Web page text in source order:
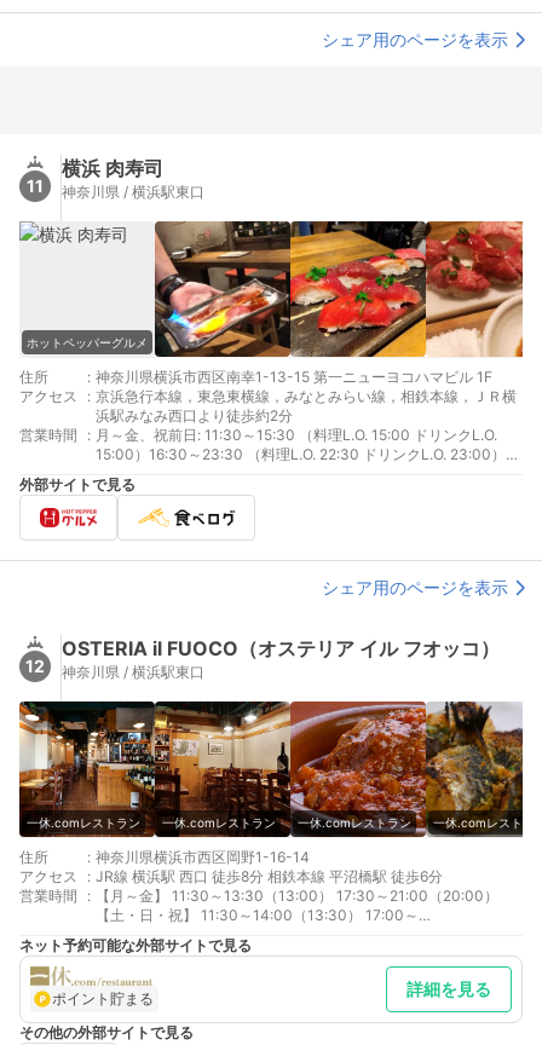
シェア用のページを表示
11
横浜 肉寿司
神奈川県 / 横浜駅東口
ホットペッパーグルメ
住所 : 神奈川県横浜市西区南幸1-13-15 第一ニューヨコハマビル 1F
アクセス
: 京浜急行本線，東急東横線，みなとみらい線，相鉄本線，ＪＲ横
浜駅みなみ西口より徒歩約2分
営業時間
: 月～金、祝前日: 11:30～15:30 （料理L.O. 15:00 ドリンクL.O.
15:00）16:30～23:30 （料理L.O. 22:30 ドリンクL.O. 23:00）
土、日、祝日: 11:30～23:30 （料理L.O. 22:30 ドリンクL.O.
23:00）
外部サイトで見る
シェア用のページを表示
12
OSTERIA il FUOCO（オステリア イル フオッコ）
神奈川県 / 横浜駅東口
一休.comレストラン 一休.comレストラン 一休.comレストラン 一休.comレストラ
住所 : 神奈川県横浜市西区岡野1-16-14
アクセス
: JR線 横浜駅 西口 徒歩8分 相鉄本線 平沼橋駅 徒歩6分
営業時間
:
【月～金】 11:30～13:30（13:00） 17:30～21:00（20:00）
【土・日・祝】 11:30～14:00（13:30） 17:00～
21:00（20:00）
ネット予約可能な外部サイトで見る
ポイント貯まる 詳細を見る
その他の外部サイトで見る